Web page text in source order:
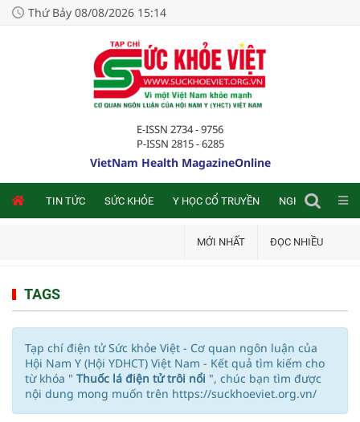
Thứ Bảy 08/08/2026 15:14
E-ISSN 2734 - 9756
P-ISSN 2815 - 6285
VietNam Health MagazineOnline
TIN TỨC SỨC KHỎE Y HỌC CỔ TRUYỀN NGHIÊN CỨU
MỚI NHẤT ĐỌC NHIỀU
TAGS
Tạp chí điện tử Sức khỏe Việt - Cơ quan ngôn luận của
Hội Nam Y (Hội YDHCT) Việt Nam - Kết quả tìm kiếm cho
từ khóa " Thuốc lá điện tử trôi nổi ", chúc bạn tìm được
nội dung mong muốn trên https://suckhoeviet.org.vn/